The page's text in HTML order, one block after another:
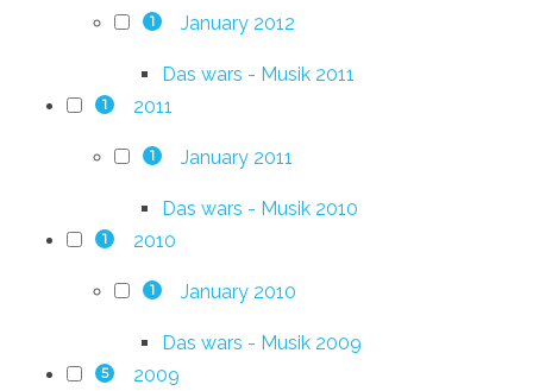
1 January 2012
Das wars - Musik 2011
1 2011
1 January 2011
Das wars - Musik 2010
1 2010
1 January 2010
Das wars - Musik 2009
5 2009